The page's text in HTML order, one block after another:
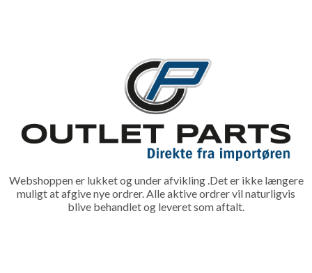
Webshoppen er lukket og under afvikling .Det er ikke længere
muligt at afgive nye ordrer. Alle aktive ordrer vil naturligvis
blive behandlet og leveret som aftalt.